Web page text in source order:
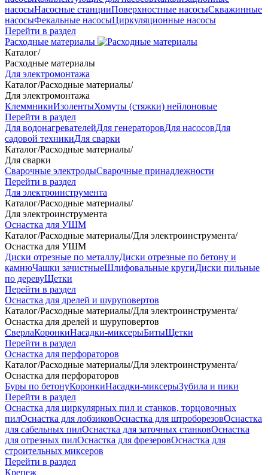
насосыНасосные станцииПоверхностные насосыСкважинные
насосыФекальные насосыЦиркуляционные насосы
Перейти в раздел
Расходные материалы
Каталог/
Расходные материалы
Для электромонтажа
Каталог/Расходные материалы/
Для электромонтажа
КлеммникиИзолентыХомуты (стяжки) нейлоновые
Перейти в раздел
Для водонагревателейДля генераторовДля насосовДля
садовой техникиДля сварки
Каталог/Расходные материалы/
Для сварки
Сварочные электродыСварочные принадлежности
Перейти в раздел
Для электроинструмента
Каталог/Расходные материалы/
Для электроинструмента
Оснастка для УШМ
Каталог/Расходные материалы/Для электроинструмента/
Оснастка для УШМ
Диски отрезные по металлуДиски отрезные по бетону и
камнюЧашки зачистныеШлифовальные кругиДиски пильные
по деревуЩетки
Перейти в раздел
Оснастка для дрелей и шуруповертов
Каталог/Расходные материалы/Для электроинструмента/
Оснастка для дрелей и шуруповертов
СверлаКоронкиНасадки-миксерыБитыЩетки
Перейти в раздел
Оснастка для перфораторов
Каталог/Расходные материалы/Для электроинструмента/
Оснастка для перфораторов
Буры по бетонуКоронкиНасадки-миксерыЗубила и пики
Перейти в раздел
Оснастка для циркулярных пил и станков, торцовочных
пилОснастка для лобзиковОснастка для штроборезовОснастка
для сабельных пилОснастка для заточных станковОснастка
для отрезных пилОснастка для фрезеровОснастка для
строительных миксеров
Перейти в раздел
Крепеж